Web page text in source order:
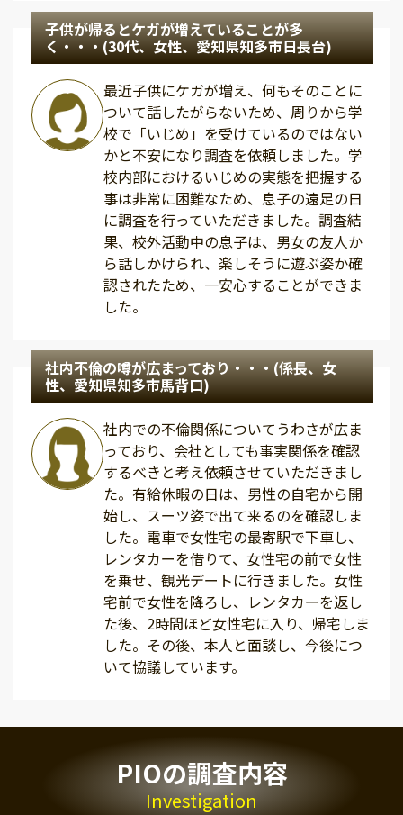
子供が帰るとケガが増えていることが多
く・・・(30代、女性、愛知県知多市日長台)
最近子供にケガが増え、何もそのことに
ついて話したがらないため、周りから学
校で「いじめ」を受けているのではない
かと不安になり調査を依頼しました。学
校内部におけるいじめの実態を把握する
事は非常に困難なため、息子の遠足の日
に調査を行っていただきました。調査結
果、校外活動中の息子は、男女の友人か
ら話しかけられ、楽しそうに遊ぶ姿か確
認されたため、一安心することができま
した。
社内不倫の噂が広まっており・・・(係長、女
性、愛知県知多市馬背口)
社内での不倫関係についてうわさが広ま
っており、会社としても事実関係を確認
するべきと考え依頼させていただきまし
た。有給休暇の日は、男性の自宅から開
始し、スーツ姿で出て来るのを確認しま
した。電車で女性宅の最寄駅で下車し、
レンタカーを借りて、女性宅の前で女性
を乗せ、観光デートに行きました。女性
宅前で女性を降ろし、レンタカーを返し
た後、2時間ほど女性宅に入り、帰宅しま
した。その後、本人と面談し、今後につ
いて協議しています。
PIOの調査内容
Investigation